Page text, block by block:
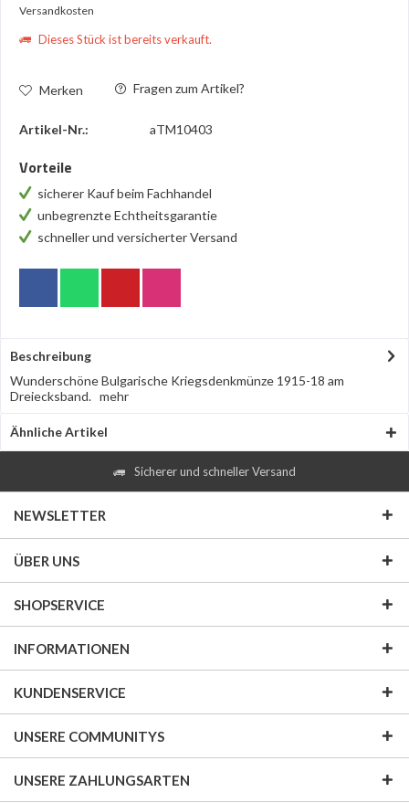
Versandkosten
Dieses Stück ist bereits verkauft.
Merken Fragen zum Artikel?
Artikel-Nr.: aTM10403
Vorteile
sicherer Kauf beim Fachhandel
unbegrenzte Echtheitsgarantie
schneller und versicherter Versand
Beschreibung
Wunderschöne Bulgarische Kriegsdenkmünze 1915-18 am
Dreiecksband. mehr
Ähnliche Artikel
Sicherer und schneller Versand
NEWSLETTER
ÜBER UNS
SHOPSERVICE
INFORMATIONEN
KUNDENSERVICE
UNSERE COMMUNITYS
UNSERE ZAHLUNGSARTEN